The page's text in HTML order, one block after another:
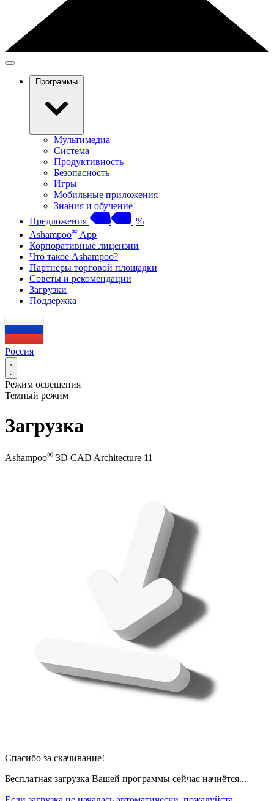
Программы
Мультимедиа
Система
Продуктивность
Безопасность
Игры
Мобильные приложения
Знания и обучение
Предложения
%
Ashampoo® App
Корпоративные лицензии
Что такое Ashampoo?
Партнеры торговой площадки
Советы и рекомендации
Загрузки
Поддержка
Россия
Режим освещения
Темный режим
Загрузка
Ashampoo® 3D CAD Architecture 11
Спасибо за скачивание!
Бесплатная загрузка Вашей программы сейчас начнётся...